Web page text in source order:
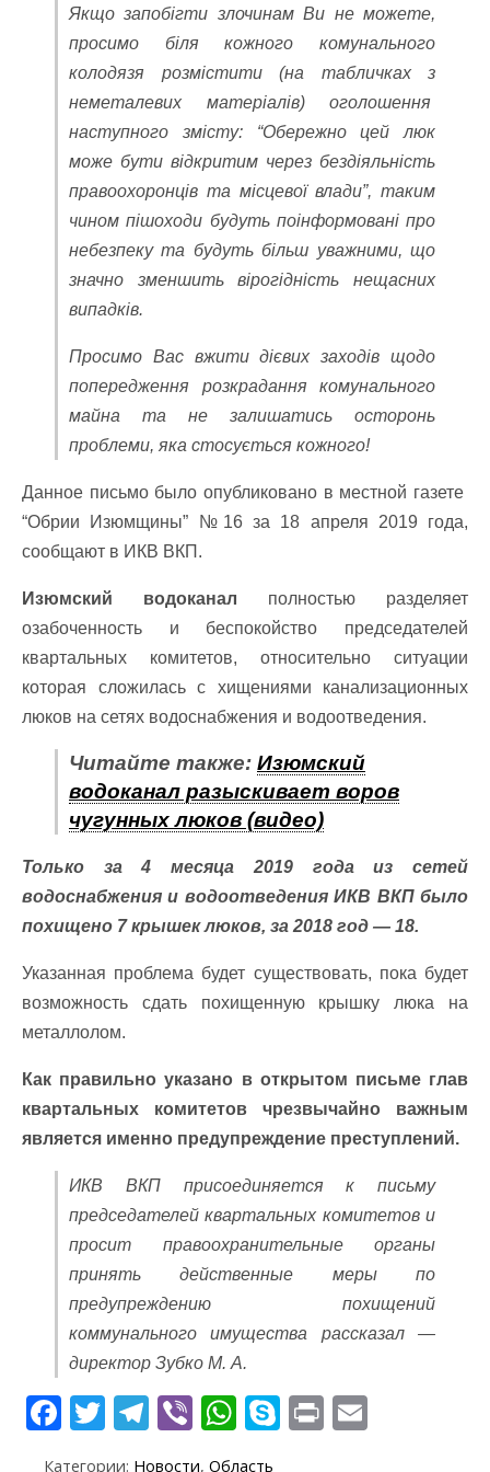
Якщо запобігти злочинам Ви не можете,
просимо біля кожного комунального
колодязя розмістити (на табличках з
неметалевих матеріалів) оголошення
наступного змісту: “Обережно цей люк
може бути відкритим через бездіяльність
правоохоронців та місцевої влади”, таким
чином пішоходи будуть поінформовані про
небезпеку та будуть більш уважними, що
значно зменшить вірогідність нещасних
випадків.
Просимо Вас вжити дієвих заходів щодо
попередження розкрадання комунального
майна та не залишатись осторонь
проблеми, яка стосується кожного!
Данное письмо было опубликовано в местной газете
“Обрии Изюмщины” №16 за 18 апреля 2019 года,
сообщают в ИКВ ВКП.
Изюмский водоканал полностью разделяет
озабоченность и беспокойство председателей
квартальных комитетов, относительно ситуации
которая сложилась с хищениями канализационных
люков на сетях водоснабжения и водоотведения.
Читайте также: Изюмский
водоканал разыскивает воров
чугунных люков (видео)
Только за 4 месяца 2019 года из сетей
водоснабжения и водоотведения ИКВ ВКП было
похищено 7 крышек люков, за 2018 год — 18.
Указанная проблема будет существовать, пока будет
возможность сдать похищенную крышку люка на
металлолом.
Как правильно указано в открытом письме глав
квартальных комитетов чрезвычайно важным
является именно предупреждение преступлений.
ИКВ ВКП присоединяется к письму
председателей квартальных комитетов и
просит правоохранительные органы
принять действенные меры по
предупреждению похищений
коммунального имущества рассказал —
директор Зубко М. А.
F T T Vi W S Pr
Категории: Новости, Область